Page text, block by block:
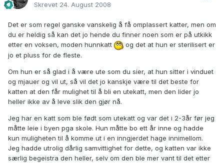
Skrevet 24. August 2008
Det er som regel ganske vanskelig å få omplassert katter, men om
du er heldig så kan det jo hende du finner noen som er på utkikk
etter en voksen, moden hunnkatt
og det at hun er sterilisert er
jo et pluss for de fleste.
Om hun er så glad i å være ute som du sier, at hun sitter i vinduet
og mjauer og vil ut, så vil det jo kanskje være til det beste for
katten at den får mulighet til å bli en utekatt, men den lider jo
heller ikke av å leve slik den gjør nå.
Jeg har en katt som ble født som utekatt og var det i 2-3år før jeg
måtte leie i byen pga skole. Hun måtte bo ett år inne og hadde
kun muligheten til å komme ut i en inngjerdet hage innimellom.
Jeg hadde utrolig dårlig samvittighet for dette, og katten var ikke
særlig begeistra den heller, selv om den ble mer vant til det etter